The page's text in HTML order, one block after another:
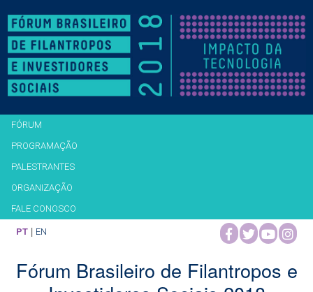
MainSKIP
TO
PRIMARY
CONTENT
FÓRUM
PROGRAMAÇÃO
PALESTRANTES
ORGANIZAÇÃO
FALE CONOSCO
PT| EN
Fórum Brasileiro de Filantropos e